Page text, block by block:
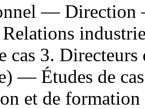
—
Relations
cas 3.
— Études de
et de